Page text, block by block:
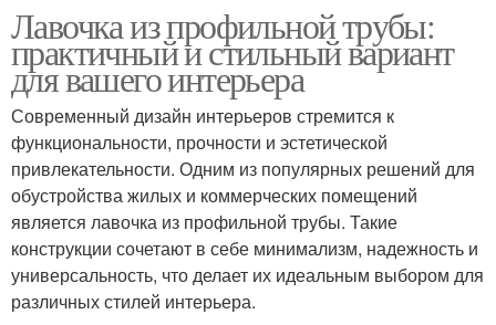
Лавочка из профильной трубы:
практичный и стильный вариант
для вашего интерьера
Современный дизайн интерьеров стремится к
функциональности, прочности и эстетической
привлекательности. Одним из популярных решений для
обустройства жилых и коммерческих помещений
является лавочка из профильной трубы. Такие
конструкции сочетают в себе минимализм, надежность и
универсальность, что делает их идеальным выбором для
различных стилей интерьера.